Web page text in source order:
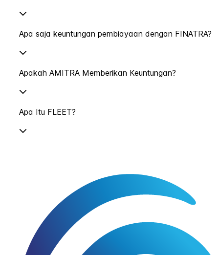
Apa saja keuntungan pembiayaan dengan FINATRA?
Apakah AMITRA Memberikan Keuntungan?
Apa Itu FLEET?